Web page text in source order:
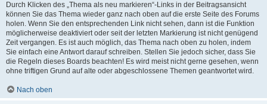
Durch Klicken des „Thema als neu markieren“-Links in der Beitragsansicht
können Sie das Thema wieder ganz nach oben auf die erste Seite des Forums
holen. Wenn Sie den entsprechenden Link nicht sehen, dann ist die Funktion
möglicherweise deaktiviert oder seit der letzten Markierung ist nicht genügend
Zeit vergangen. Es ist auch möglich, das Thema nach oben zu holen, indem
Sie einfach eine Antwort darauf schreiben. Stellen Sie jedoch sicher, dass Sie
die Regeln dieses Boards beachten! Es wird meist nicht gerne gesehen, wenn
ohne triftigen Grund auf alte oder abgeschlossene Themen geantwortet wird.
Nach oben